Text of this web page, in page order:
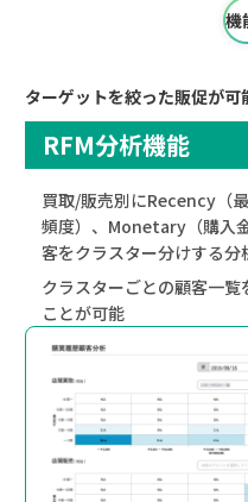
機
ターゲットを絞った販促が可
RFM分析機能
買取/販売別にRecency（
頻度）、Monetary（購入
客をクラスター分けする分
クラスターごとの顧客一
ことが可能